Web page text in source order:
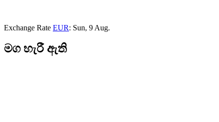
Exchange Rate EUR: Sun, 9 Aug.
මග හැරී ඇති